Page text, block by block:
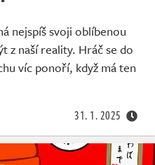
nejspíš svoji oblíbenou
z naší reality. Hráč se do
víc ponoří, když má ten
31. 1. 2025